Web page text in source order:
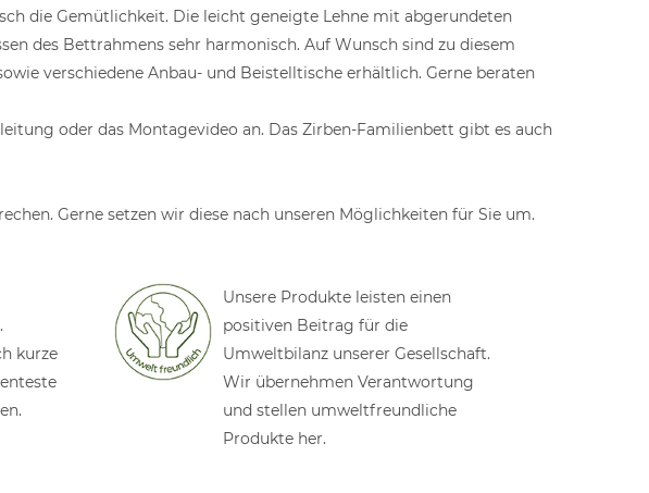
die Gemütlichkeit. Die leicht geneigte Lehne mit abgerundeten
des Bettrahmens sehr harmonisch. Auf Wunsch sind zu diesem
verschiedene Anbau- und Beistelltische erhältlich. Gerne beraten
oder das Montagevideo an. Das Zirben-Familienbett gibt es auch
Gerne setzen wir diese nach unseren Möglichkeiten für Sie um.
kurze
Unsere Produkte leisten einen
positiven Beitrag für die
Umweltbilanz unserer Gesellschaft.
Wir übernehmen Verantwortung
und stellen umweltfreundliche
Produkte her.